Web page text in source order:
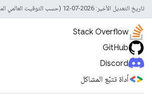
تاريخ التعديل الأخير: 2026-07-12 (حسب التوقيت العالمي المتفَّق عليه)
Stack Overflow
GitHub
Discord
أداة تتبّع المشاكل